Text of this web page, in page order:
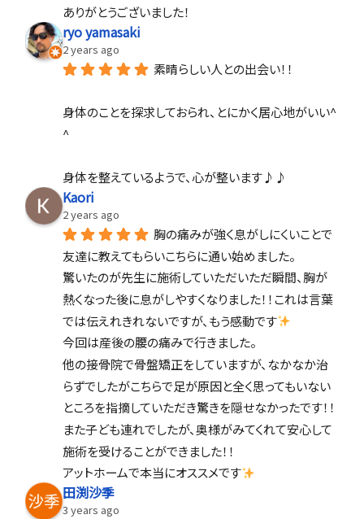
ありがとうございました！
ryo yamasaki
2 years ago
素晴らしい人との出会い！！
身体のことを探求しておられ、とにかく居心地がいい^
^
身体を整えているようで、心が整います♪♪
Kaori
2 years ago
胸の痛みが強く息がしにくいことで
友達に教えてもらいこちらに通い始めました。
驚いたのが先生に施術していただいただ瞬間、胸が
熱くなった後に息がしやすくなりました！！これは言葉
では伝えれきれないですが、もう感動です
今回は産後の腰の痛みで行きました。
他の接骨院で骨盤矯正をしていますが、なかなか治
らずでしたがこちらで足が原因と全く思ってもいない
ところを指摘していただき驚きを隠せなかったです！！
また子ども連れでしたが、奥様がみてくれて安心して
施術を受けることができました！！
アットホームで本当にオススメです
田渕沙季
3 years ago